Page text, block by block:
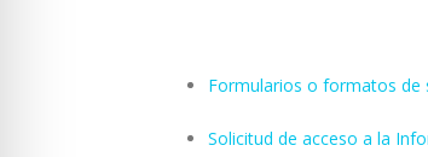
Formularios o formatos de
Solicitud de acceso a la